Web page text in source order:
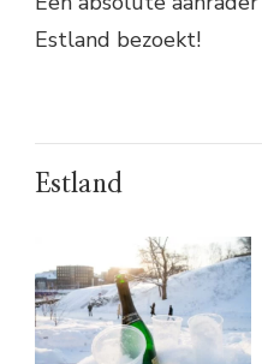
Estland bezoekt!
Estland